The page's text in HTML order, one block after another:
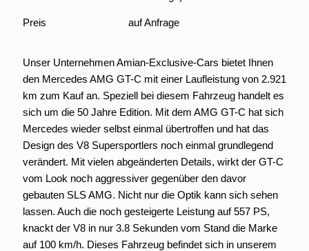
Preis auf Anfrage
Unser Unternehmen Amian-Exclusive-Cars bietet Ihnen
den Mercedes AMG GT-C mit einer Laufleistung von 2.921
km zum Kauf an. Speziell bei diesem Fahrzeug handelt es
sich um die 50 Jahre Edition. Mit dem AMG GT-C hat sich
Mercedes wieder selbst einmal übertroffen und hat das
Design des V8 Supersportlers noch einmal grundlegend
verändert. Mit vielen abgeänderten Details, wirkt der GT-C
vom Look noch aggressiver gegenüber den davor
gebauten SLS AMG. Nicht nur die Optik kann sich sehen
lassen. Auch die noch gesteigerte Leistung auf 557 PS,
knackt der V8 in nur 3.8 Sekunden vom Stand die Marke
auf 100 km/h. Dieses Fahrzeug befindet sich in unserem